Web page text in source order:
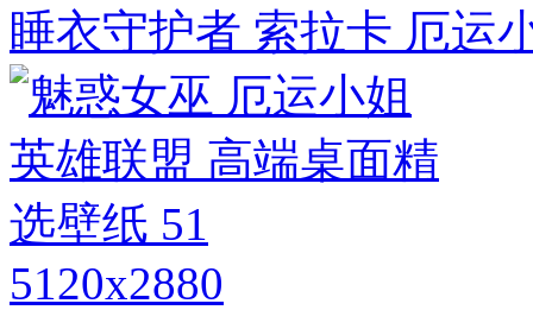
睡衣守护者 索拉卡 厄运
5120x2880